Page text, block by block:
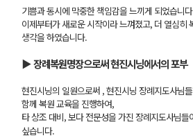
기쁨과 동시에 막중한 책임감을 느끼게 되었습니
이제부터가 새로운 시작이라 느껴졌고, 더 열심히
생각을 하였습니다.
▶ 장례복원명장으로써 현진시닝에서의 포부
현진시닝의 일원으로써 , 현진시닝 장례지도사님
함께 복원 교육을 진행하여,
타 상조 대비, 보다 전문성을 가진 장례지도사님
싶습니다.